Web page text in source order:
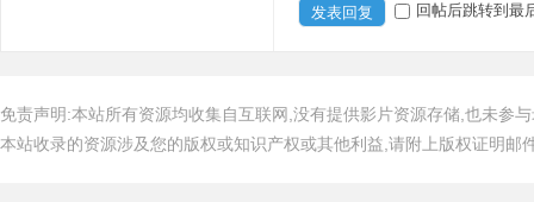
发表回复 回帖后跳转到最
免责声明:本站所有资源均收集自互联网,没有提供影片资源存储,也未参
本站收录的资源涉及您的版权或知识产权或其他利益,请附上版权证明